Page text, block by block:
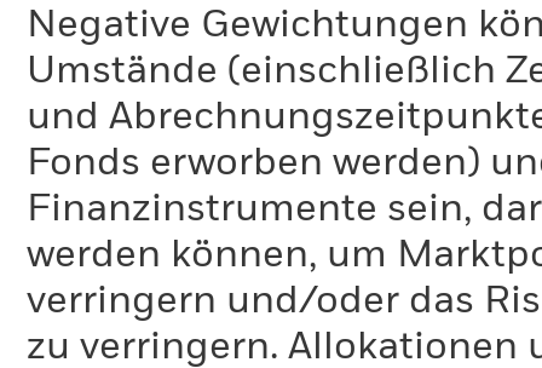
Negative Gewichtungen
Umstände (einschließlich
und
Fonds erworben werden)
Finanzinstrumente sein,
werden können, um
verringern und/oder das
zu verringern. Allokationen